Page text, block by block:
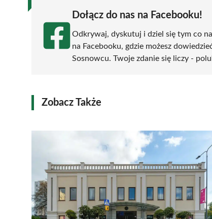
Dołącz do nas na Facebooku!
Odkrywaj, dyskutuj i dziel się tym co
na Facebooku, gdzie możesz
Sosnowcu. Twoje zdanie się liczy -
Zobacz Także